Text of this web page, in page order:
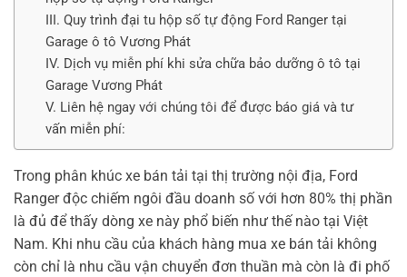
III. Quy trình đại tu hộp số tự động Ford Ranger tại
Garage ô tô Vương Phát
IV. Dịch vụ miễn phí khi sửa chữa bảo dưỡng ô tô tại
Garage Vương Phát
V. Liên hệ ngay với chúng tôi để được báo giá và tư
vấn miễn phí:
Trong phân khúc xe bán tải tại thị trường nội địa, Ford
Ranger độc chiếm ngôi đầu doanh số với hơn 80% thị phần
là đủ để thấy dòng xe này phổ biến như thế nào tại Việt
Nam. Khi nhu cầu của khách hàng mua xe bán tải không
còn chỉ là nhu cầu vận chuyển đơn thuần mà còn là đi phố